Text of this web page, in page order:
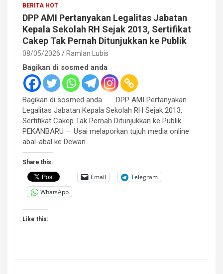
BERITA HOT
DPP AMI Pertanyakan Legalitas Jabatan
Kepala Sekolah RH Sejak 2013, Sertifikat
Cakep Tak Pernah Ditunjukkan ke Publik
08/05/2026 Ramlan Lubis
Bagikan di sosmed anda
Bagikan di sosmed anda DPP AMI Pertanyakan
Legalitas Jabatan Kepala Sekolah RH Sejak 2013,
Sertifikat Cakep Tak Pernah Ditunjukkan ke Publik
PEKANBARU — Usai melaporkan tujuh media online
abal-abal ke Dewan…
Share this:
Email
Telegram
WhatsApp
Like this: